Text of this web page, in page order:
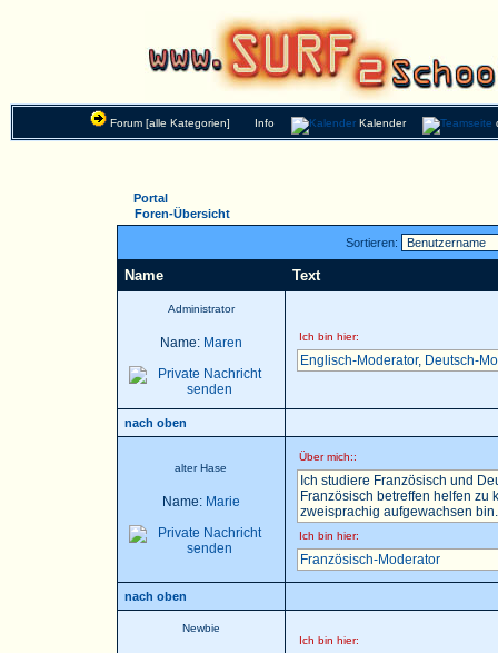
Forum [alle Kategorien] Info Kalender
Portal
Foren-Übersicht
Sortieren:
Name Text
Administrator
Name: Maren Ich bin hier:
Englisch-Moderator, Deutsch-
nach oben
alter Hase
Name: Marie
Über mich::
Ich studiere Französisch und
Französisch betreffen helfen zu
zweisprachig aufgewachsen
Ich bin hier:
Französisch-Moderator
nach oben
Newbie
Ich bin hier: